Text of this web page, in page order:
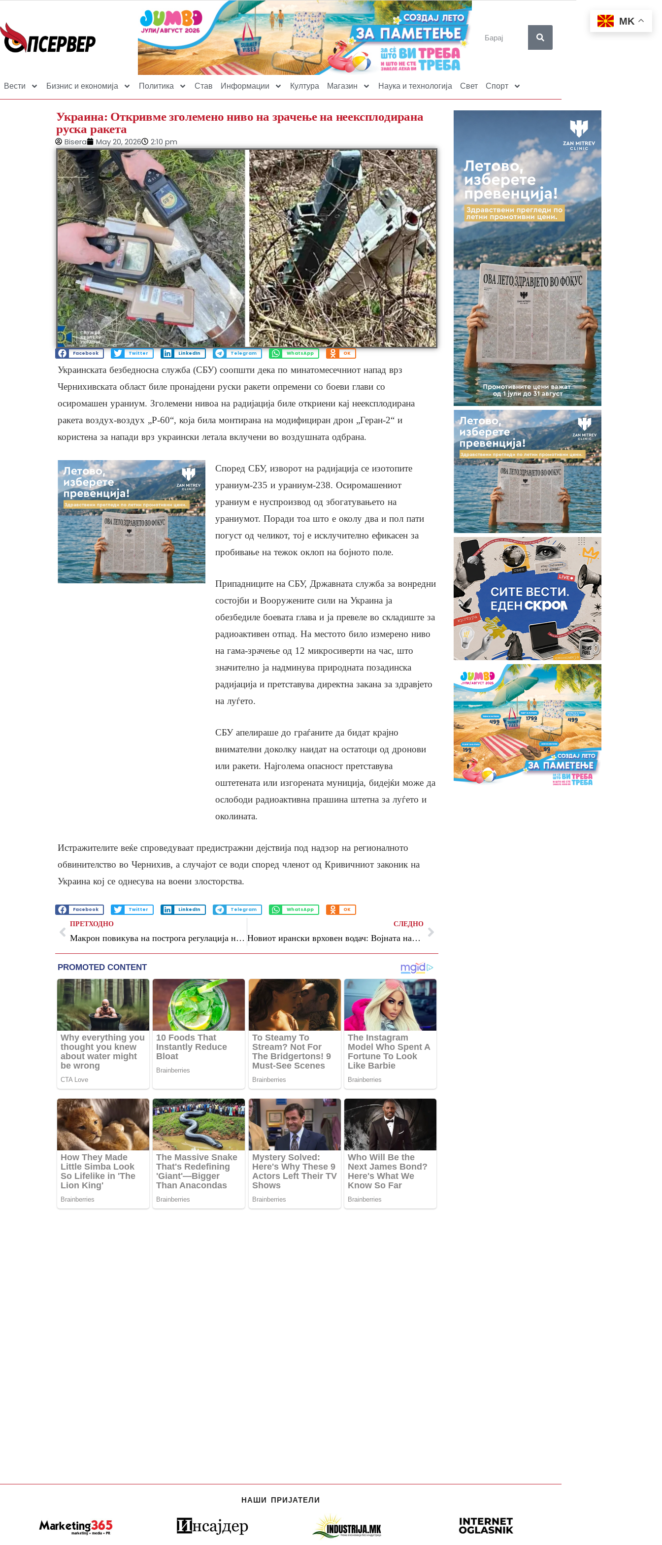
Вести Бизнис и економија Политика Став Информации Култура Магазин Наука и технологија Свет Спорт
Украина: Откривме зголемено ниво на зрачење на неексплодирана
руска ракета
Bisera May 20, 2026 2:10 pm
Facebook Twitter LinkedIn Telegram WhatsApp OK
Украинската безбедносна служба (СБУ) соопшти дека по минатомесечниот напад врз
Чернихивската област биле пронајдени руски ракети опремени со боеви глави со
осиромашен ураниум. Зголемени нивоа на радијација биле откриени кај неексплодирана
ракета воздух-воздух „Р-60“, која била монтирана на модифициран дрон „Геран-2“ и
користена за напади врз украински летала вклучени во воздушната одбрана.
Според СБУ, изворот на радијација се изотопите
ураниум-235 и ураниум-238. Осиромашениот
ураниум е нуспроизвод од збогатувањето на
ураниумот. Поради тоа што е околу два и пол пати
погуст од челикот, тој е исклучително ефикасен за
пробивање на тежок оклоп на бојното поле.
Припадниците на СБУ, Државната служба за вонредни
состојби и Вооружените сили на Украина ја
обезбедиле боевата глава и ја превеле во складиште за
радиоактивен отпад. На местото било измерено ниво
на гама-зрачење од 12 микросиверти на час, што
значително ја надминува природната позадинска
радијација и претставува директна закана за здравјето
на луѓето.
СБУ апелираше до граѓаните да бидат крајно
внимателни доколку наидат на остатоци од дронови
или ракети. Најголема опасност претставува
оштетената или изгорената муниција, бидејќи може да
ослободи радиоактивна прашина штетна за луѓето и
околината.
Истражителите веќе спроведуваат предистражни дејствија под надзор на регионалното
обвинителство во Чернихив, а случајот се води според членот од Кривичниот законик на
Украина кој се однесува на воени злосторства.
Facebook Twitter LinkedIn Telegram WhatsApp OK
ПРЕТХОДНО
Макрон повикува на построга регулација на криптовалутите: „Да не создаваме нов Див Запад“
СЛЕДНО
Новиот ирански врховен водач: Војната наметнува потежок товар за функционерите
НАШИ ПРИЈАТЕЛИ
MK